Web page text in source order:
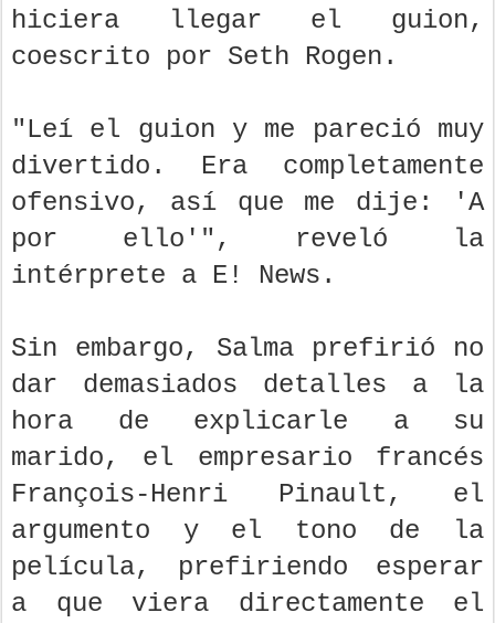
hiciera llegar el guion,
coescrito por Seth Rogen.
"Leí el guion y me pareció muy
divertido. Era completamente
ofensivo, así que me dije: 'A
por ello'", reveló la
intérprete a E! News.
Sin embargo, Salma prefirió no
dar demasiados detalles a la
hora de explicarle a su
marido, el empresario francés
François-Henri Pinault, el
argumento y el tono de la
película, prefiriendo esperar
a que viera directamente el